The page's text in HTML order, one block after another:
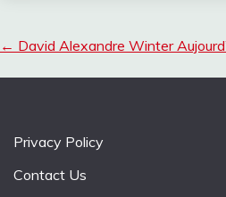
← David Alexandre Winter
Privacy Policy
Contact Us